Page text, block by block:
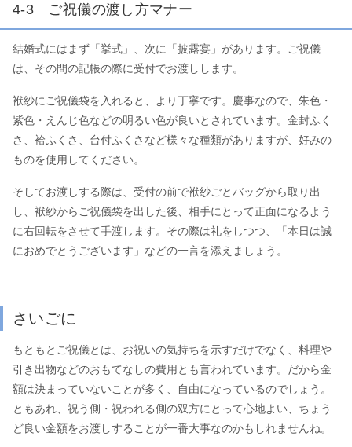
4-3 ご祝儀の渡し方マナー
結婚式にはまず「挙式」、次に「披露宴」があります。ご祝儀
は、その間の記帳の際に受付でお渡しします。
袱紗にご祝儀袋を入れると、より丁寧です。慶事なので、朱色・
紫色・えんじ色などの明るい色が良いとされています。金封ふく
さ、袷ふくさ、台付ふくさなど様々な種類がありますが、好みの
ものを使用してください。
そしてお渡しする際は、受付の前で袱紗ごとバッグから取り出
し、袱紗からご祝儀袋を出した後、相手にとって正面になるよう
に右回転をさせて手渡します。その際は礼をしつつ、「本日は誠
におめでとうございます」などの一言を添えましょう。
さいごに
もともとご祝儀とは、お祝いの気持ちを示すだけでなく、料理や
引き出物などのおもてなしの費用とも言われています。だから金
額は決まっていないことが多く、自由になっているのでしょう。
ともあれ、祝う側・祝われる側の双方にとって心地よい、ちょう
ど良い金額をお渡しすることが一番大事なのかもしれませんね。